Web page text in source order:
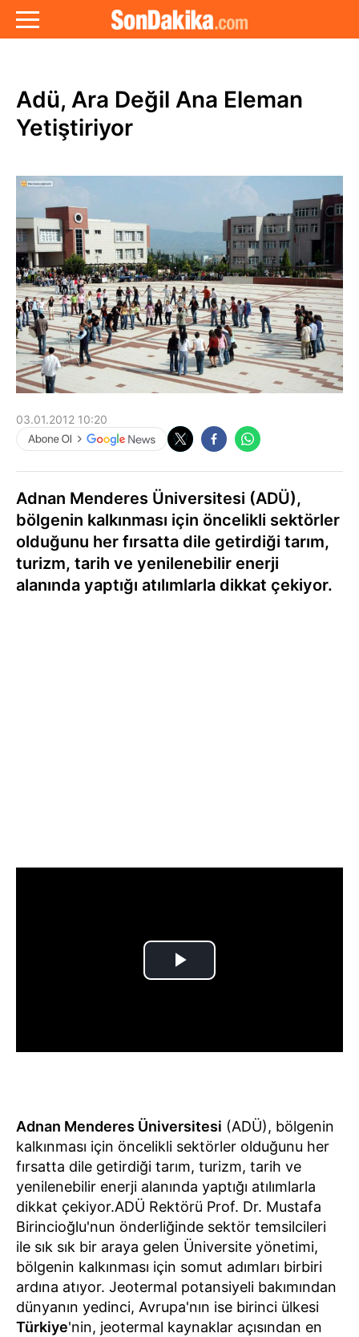
Adü, Ara Değil Ana Eleman
Yetiştiriyor
03.01.2012 10:20
Adnan Menderes Üniversitesi (ADÜ),
bölgenin kalkınması için öncelikli sektörler
olduğunu her fırsatta dile getirdiği tarım,
turizm, tarih ve yenilenebilir enerji
alanında yaptığı atılımlarla dikkat çekiyor.
Adnan Menderes Üniversitesi (ADÜ), bölgenin
kalkınması için öncelikli sektörler olduğunu her
fırsatta dile getirdiği tarım, turizm, tarih ve
yenilenebilir enerji alanında yaptığı atılımlarla
dikkat çekiyor.ADÜ Rektörü Prof. Dr. Mustafa
Birincioğlu'nun önderliğinde sektör temsilcileri
ile sık sık bir araya gelen Üniversite yönetimi,
bölgenin kalkınması için somut adımları birbiri
ardına atıyor. Jeotermal potansiyeli bakımından
dünyanın yedinci, Avrupa'nın ise birinci ülkesi
Türkiye'nin, jeotermal kaynaklar açısından en